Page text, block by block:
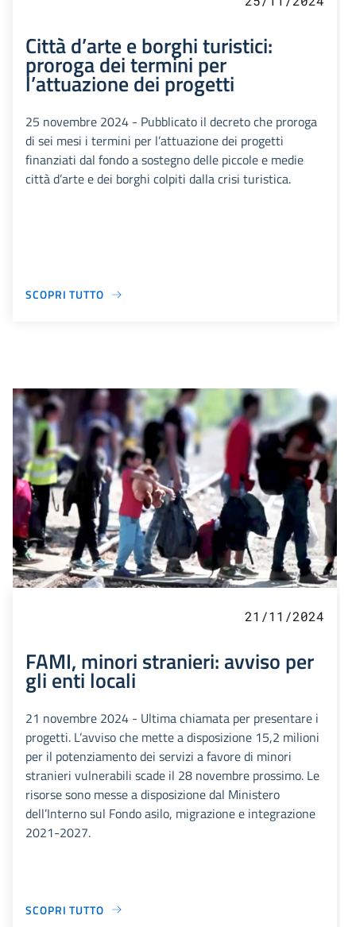
Città d’arte e borghi turistici:
proroga dei termini per
l’attuazione dei progetti
25 novembre 2024 - Pubblicato il decreto che proroga
di sei mesi i termini per l’attuazione dei progetti
finanziati dal fondo a sostegno delle piccole e medie
città d’arte e dei borghi colpiti dalla crisi turistica.
SCOPRI TUTTO
21/11/2024
FAMI, minori stranieri: avviso per
gli enti locali
21 novembre 2024 - Ultima chiamata per presentare i
progetti. L’avviso che mette a disposizione 15,2 milioni
per il potenziamento dei servizi a favore di minori
stranieri vulnerabili scade il 28 novembre prossimo. Le
risorse sono messe a disposizione dal Ministero
dell’Interno sul Fondo asilo, migrazione e integrazione
2021-2027.
SCOPRI TUTTO